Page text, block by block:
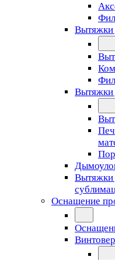
Вытяжки
Вытяжки
Вытяжки
Оснащение